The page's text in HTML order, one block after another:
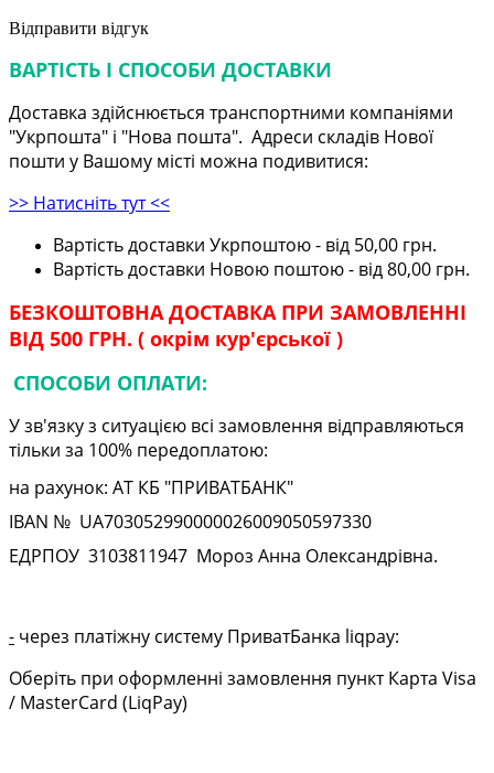
Відправити відгук
ВАРТІСТЬ І СПОСОБИ ДОСТАВКИ
Доставка здійснюється транспортними компаніями
"Укрпошта" і "Нова пошта". Адреси складів Нової
пошти у Вашому місті можна подивитися:
>> Натисніть тут <<
Вартість доставки Укрпоштою - від 50,00 грн.
Вартість доставки Новою поштою - від 80,00 грн.
БЕЗКОШТОВНА ДОСТАВКА ПРИ ЗАМОВЛЕННІ
ВІД 500 ГРН. ( окрім кур'єрської )
СПОСОБИ ОПЛАТИ:
У зв'язку з ситуацією всі замовлення відправляються
тільки за 100% передоплатою:
на рахунок: АТ КБ "ПРИВАТБАНК"
IBAN № UA703052990000026009050597330
ЕДРПОУ 3103811947 Мороз Анна Олександрівна.
- через платіжну систему ПриватБанка liqpay:
Оберіть при оформленні замовлення пункт Карта Visa
/ MasterCard (LiqPay)